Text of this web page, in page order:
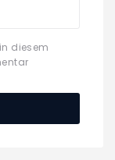
diesem